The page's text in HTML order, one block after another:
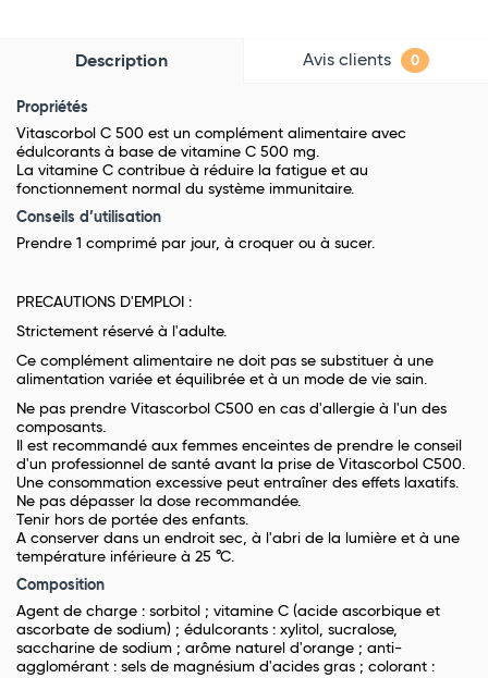
Description Avis clients 0
Propriétés
Vitascorbol C 500 est un complément alimentaire avec
édulcorants à base de vitamine C 500 mg.
La vitamine C contribue à réduire la fatigue et au
fonctionnement normal du système immunitaire.
Conseils d’utilisation
Prendre 1 comprimé par jour, à croquer ou à sucer.
PRECAUTIONS D'EMPLOI :
Strictement réservé à l'adulte.
Ce complément alimentaire ne doit pas se substituer à une
alimentation variée et équilibrée et à un mode de vie sain.
Ne pas prendre Vitascorbol C500 en cas d'allergie à l'un des
composants.
Il est recommandé aux femmes enceintes de prendre le conseil
d'un professionnel de santé avant la prise de Vitascorbol C500.
Une consommation excessive peut entraîner des effets laxatifs.
Ne pas dépasser la dose recommandée.
Tenir hors de portée des enfants.
A conserver dans un endroit sec, à l'abri de la lumière et à une
température inférieure à 25 °C.
Composition
Agent de charge : sorbitol ; vitamine C (acide ascorbique et
ascorbate de sodium) ; édulcorants : xylitol, sucralose,
saccharine de sodium ; arôme naturel d'orange ; anti-
agglomérant : sels de magnésium d'acides gras ; colorant :